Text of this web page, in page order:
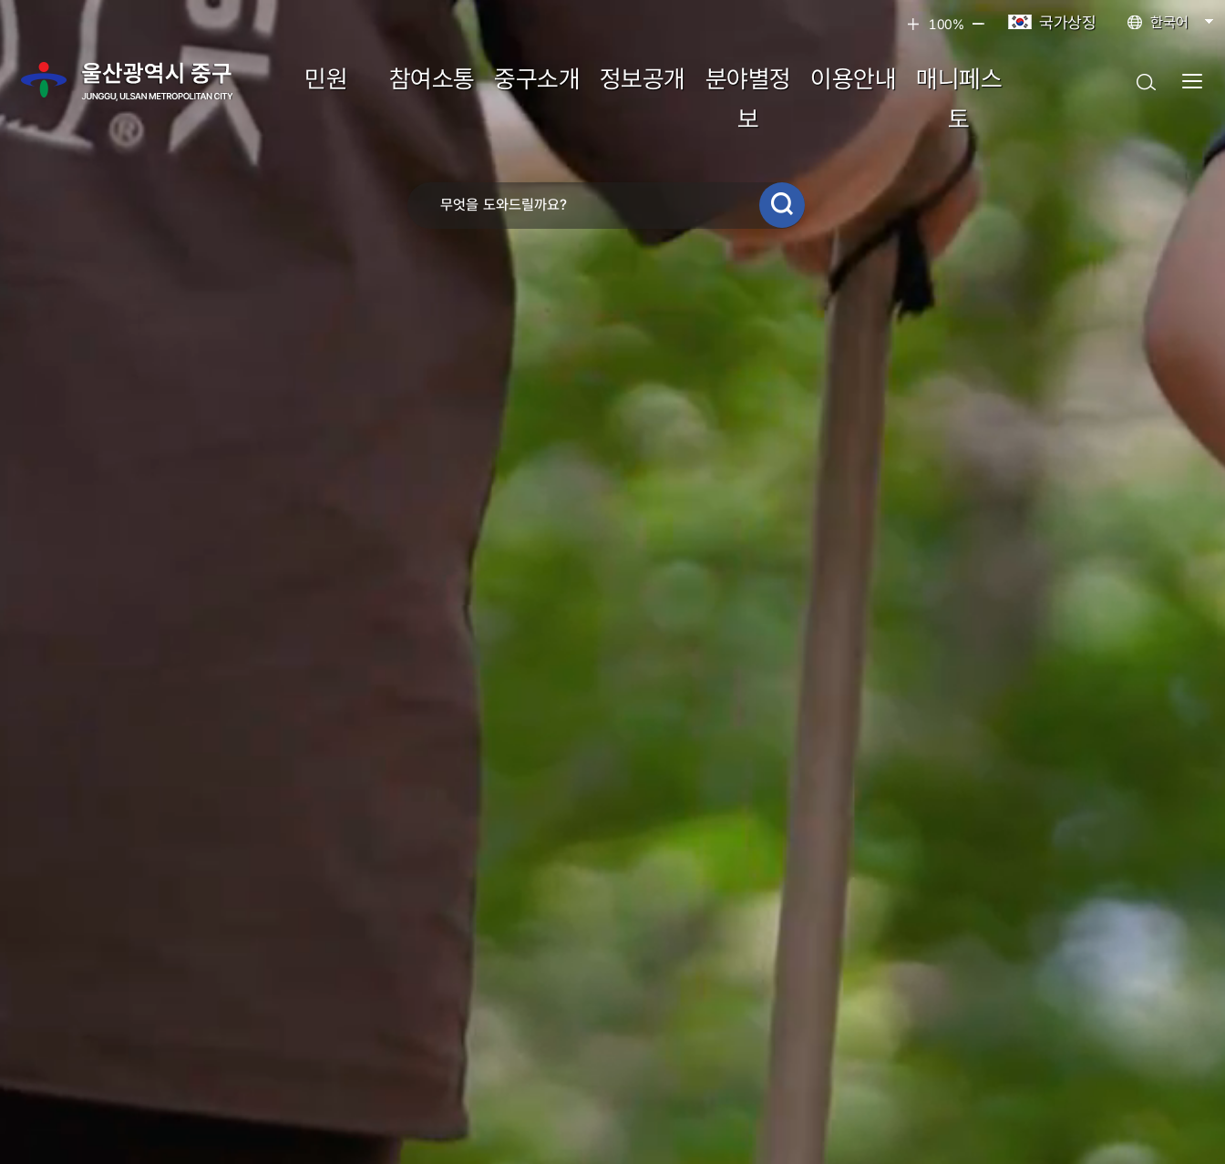
주메뉴 바로가기
본문 바로가기
100% 국가상징 한국어
민원 참여소통 중구소개 정보공개
분야별정
보
이용안내
매니페스
토